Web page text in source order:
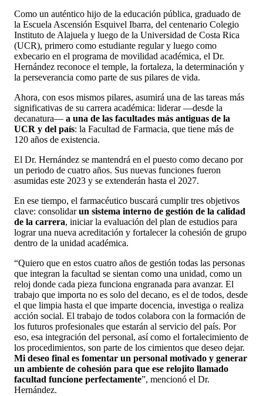
Como un auténtico hijo de la educación pública, graduado de
la Escuela Ascensión Esquivel Ibarra, del centenario Colegio
Instituto de Alajuela y luego de la Universidad de Costa Rica
(UCR), primero como estudiante regular y luego como
exbecario en el programa de movilidad académica, el Dr.
Hernández reconoce el temple, la fortaleza, la determinación y
la perseverancia como parte de sus pilares de vida.
Ahora, con esos mismos pilares, asumirá una de las tareas más
significativas de su carrera académica: liderar —desde la
decanatura— a una de las facultades más antiguas de la
UCR y del país: la Facultad de Farmacia, que tiene más de
120 años de existencia.
El Dr. Hernández se mantendrá en el puesto como decano por
un periodo de cuatro años. Sus nuevas funciones fueron
asumidas este 2023 y se extenderán hasta el 2027.
En ese tiempo, el farmacéutico buscará cumplir tres objetivos
clave: consolidarun sistema interno de gestión de la calidad
de la carrera, iniciar la evaluación del plan de estudios para
lograr una nueva acreditación y fortalecer la cohesión de grupo
dentro de la unidad académica.
“Quiero que en estos cuatro años de gestión todas las personas
que integran la facultad se sientan como una unidad, como un
reloj donde cada pieza funciona engranada para avanzar. El
trabajo que importa no es solo del decano, es el de todos, desde
el que limpia hasta el que imparte docencia, investiga o realiza
acción social. El trabajo de todos colabora con la formación de
los futuros profesionales que estarán al servicio del país. Por
eso, esa integración del personal, así como el fortalecimiento de
los procedimientos, son parte de los cimientos que deseo dejar.
Mi deseo final es fomentar un personal motivado y generar
un ambiente de cohesión para que ese relojito llamado
facultad funcione perfectamente”, mencionó el Dr.
Hernández.